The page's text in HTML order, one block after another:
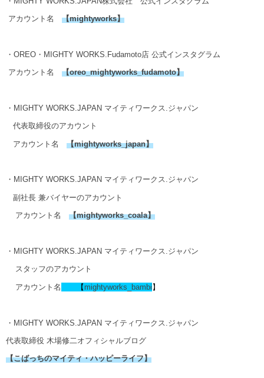
アカウント名 【mightyworks】
・OREO・MIGHTY WORKS.Fudamoto店 公式インスタグラム
アカウント名 【oreo_mightyworks_fudamoto】
・MIGHTY WORKS.JAPAN マイティワークス.ジャパン
代表取締役のアカウント
アカウント名 【mightyworks_japan】
・MIGHTY WORKS.JAPAN マイティワークス.ジャパン
副社長 兼バイヤーのアカウント
アカウント名 【mightyworks_coala】
・MIGHTY WORKS.JAPAN マイティワークス.ジャパン
スタッフのアカウント
アカウント名 【 mightyworks_ bambi 】
・MIGHTY WORKS.JAPAN マイティワークス.ジャパン
代表取締役 木場修二オフィシャルブログ
【こばっちのマイティ・ハッピーライフ】